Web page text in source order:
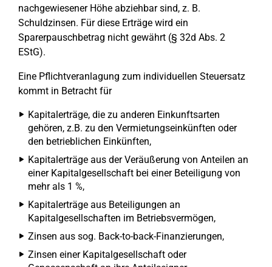
nachgewiesener Höhe abziehbar sind, z. B.
Schuldzinsen. Für diese Erträge wird ein
Sparerpauschbetrag nicht gewährt (§ 32d Abs. 2
EStG).
Eine Pflichtveranlagung zum individuellen Steuersatz
kommt in Betracht für
Kapitalerträge, die zu anderen Einkunftsarten
gehören, z.B. zu den Vermietungseinkünften oder
den betrieblichen Einkünften,
Kapitalerträge aus der Veräußerung von Anteilen an
einer Kapitalgesellschaft bei einer Beteiligung von
mehr als 1 %,
Kapitalerträge aus Beteiligungen an
Kapitalgesellschaften im Betriebsvermögen,
Zinsen aus sog. Back-to-back-Finanzierungen,
Zinsen einer Kapitalgesellschaft oder